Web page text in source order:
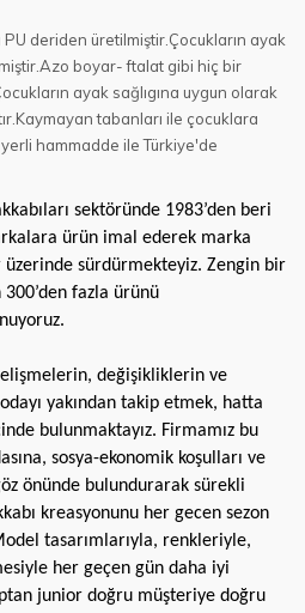
PU deriden üretilmiştir.Çocukların ayak
boyar- ftalat gibi hiç bir
ayak sağlıgına uygun olarak
tabanları ile çocuklara
hammadde ile Türkiye'de
sektöründe 1983’den beri
ürün imal ederek marka
üzerinde sürdürmekteyiz. Zengin bir
fazla ürünü
değişikliklerin ve
yakından takip etmek, hatta
bulunmaktayız. Firmamız bu
sosya-ekonomik koşulları ve
önünde bulundurarak sürekli
kreasyonunu her gecen sezon
tasarımlarıyla, renkleriyle,
her geçen gün daha iyi
junior doğru müşteriye doğru